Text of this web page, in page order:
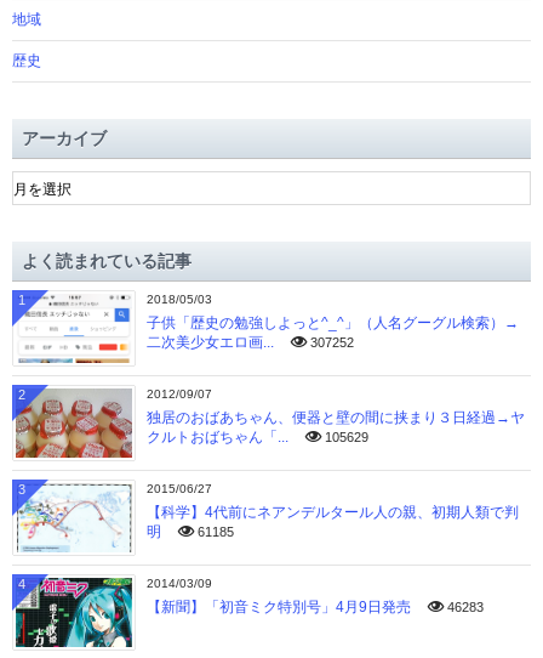
地域
歴史
アーカイブ
ア
ー
ブよく読まれている記事
2018/05/03
子供「歴史の勉強しよっと^_^」（人名グーグル検索）→
二次美少女エロ画...
307252
1
2012/09/07
独居のおばあちゃん、便器と壁の間に挟まり３日経過→ヤ
クルトおばちゃん「...
105629
2
2015/06/27
【科学】4代前にネアンデルタール人の親、初期人類で判
明
61185
3
2014/03/09
【新聞】「初音ミク特別号」4月9日発売 46283
4